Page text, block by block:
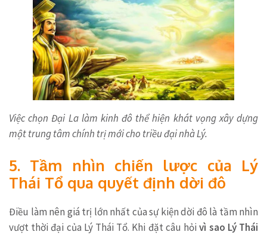
Việc chọn Đại La làm kinh đô thể hiện khát vọng xây dựng
một trung tâm chính trị mới cho triều đại nhà Lý.
5. Tầm nhìn chiến lược của Lý
Thái Tổ qua quyết định dời đô
Điều làm nên giá trị lớn nhất của sự kiện dời đô là tầm nhìn
vượt thời đại của Lý Thái Tổ. Khi đặt câu hỏivì sao Lý Thái